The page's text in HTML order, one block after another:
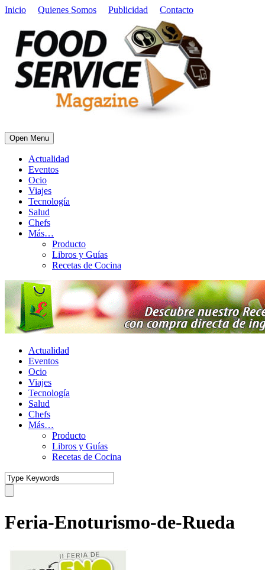
Inicio Quienes Somos Publicidad Contacto
Open Menu
Actualidad
Eventos
Ocio
Viajes
Tecnología
Salud
Chefs
Más…
Producto
Libros y Guías
Recetas de Cocina
Actualidad
Eventos
Ocio
Viajes
Tecnología
Salud
Chefs
Más…
Producto
Libros y Guías
Recetas de Cocina
Feria-Enoturismo-de-Rueda